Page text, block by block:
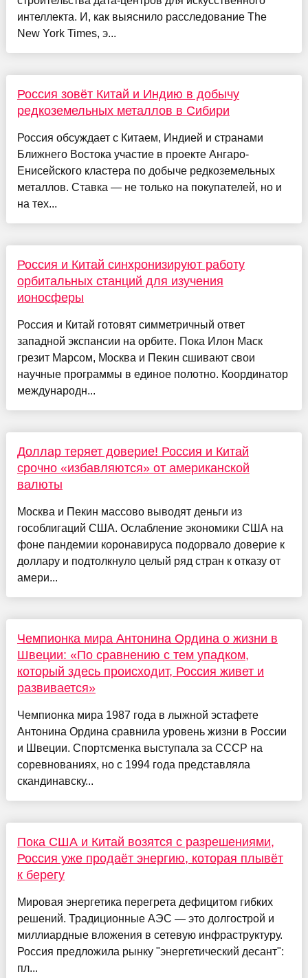
интеллекта. И, как выяснило расследование The
New York Times, э...
Россия зовёт Китай и Индию в добычу
редкоземельных металлов в Сибири
Россия обсуждает с Китаем, Индией и странами
Ближнего Востока участие в проекте Ангаро-
Енисейского кластера по добыче редкоземельных
металлов. Ставка — не только на покупателей, но и
на тех...
Россия и Китай синхронизируют работу
орбитальных станций для изучения
ионосферы
Россия и Китай готовят симметричный ответ
западной экспансии на орбите. Пока Илон Маск
грезит Марсом, Москва и Пекин сшивают свои
научные программы в единое полотно. Координатор
международн...
Доллар теряет доверие! Россия и Китай
срочно «избавляются» от американской
валюты
Москва и Пекин массово выводят деньги из
гособлигаций США. Ослабление экономики США на
фоне пандемии коронавируса подорвало доверие к
доллару и подтолкнуло целый ряд стран к отказу от
амери...
Чемпионка мира Антонина Ордина о жизни в
Швеции: «По сравнению с тем упадком,
который здесь происходит, Россия живет и
развивается»
Чемпионка мира 1987 года в лыжной эстафете
Антонина Ордина сравнила уровень жизни в России
и Швеции. Спортсменка выступала за СССР на
соревнованиях, но с 1994 года представляла
скандинавску...
Пока США и Китай возятся с разрешениями,
Россия уже продаёт энергию, которая плывёт
к берегу
Мировая энергетика перегрета дефицитом гибких
решений. Традиционные АЭС — это долгострой и
миллиардные вложения в сетевую инфраструктуру.
Россия предложила рынку "энергетический десант":
пл...